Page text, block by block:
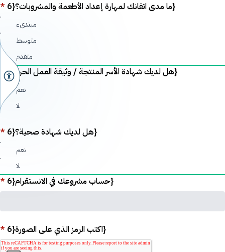
* ما مدى اتقانك لمهارة إعداد الأطعمة والمشروبات؟{6}
مبتدىء
متوسط
متقدم
* هل لديك شهادة الأسر المنتجة / وثيقة العمل الحر؟{6}
نعم
لا
* هل لديك شهادة صحية؟{6}
نعم
لا
* حساب مشروعك في الانستقرام{6}
* اكتب الرمز الذي على الصورة{6}